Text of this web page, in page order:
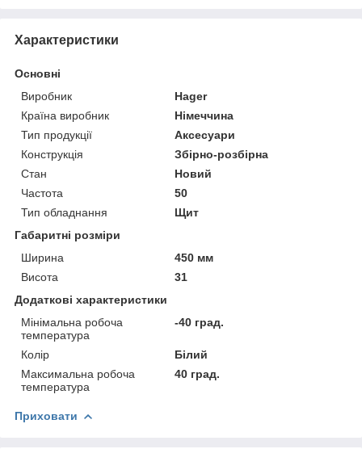
Характеристики
Основні
Виробник
Hager
Країна виробник
Німеччина
Тип продукції
Аксесуари
Конструкція
Збірно-розбірна
Стан
Новий
Частота
50
Тип обладнання
Щит
Габаритні розміри
Ширина
450 мм
Висота
31
Додаткові характеристики
Мінімальна робоча
температура
-40 град.
Колір
Білий
Максимальна робоча
температура
40 град.
Приховати